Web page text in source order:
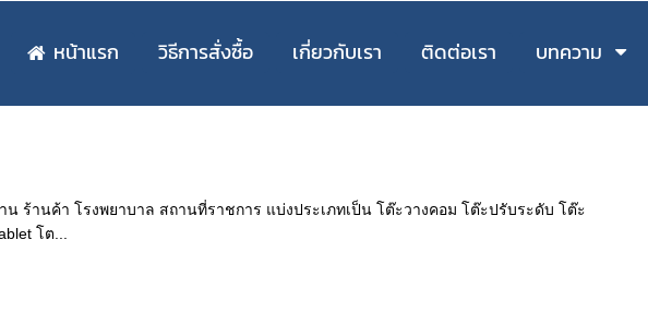
หน้าแรก วิธีการสั่งซื้อ เกี่ยวกับเรา ติดต่อเรา บทความ
ร้านค้า โรงพยาบาล สถานที่ราชการ แบ่งประเภทเป็น โต๊ะวางคอม โต๊ะปรับระดับ โต๊ะ
โต...